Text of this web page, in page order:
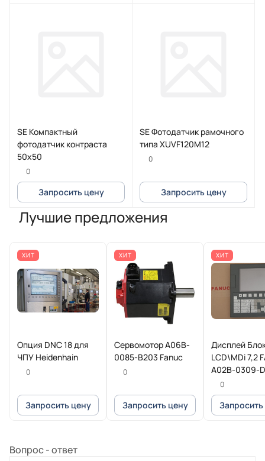
SE Компактный
фотодатчик контраста
50х50
0
Запросить цену
SE Фотодатчик рамочного
типа XUVF120M12
0
Запросить цену
Лучшие предложения
ХИТ
Опция DNC 18 для
ЧПУ Heidenhain
0
Запросить цену
ХИТ
Сервомотор A06B-
0085-B203 Fanuc
0
Запросить цену
ХИТ
Дисплей
LCD\MDi 7,2
A02B-0309-
0
Вопрос - ответ